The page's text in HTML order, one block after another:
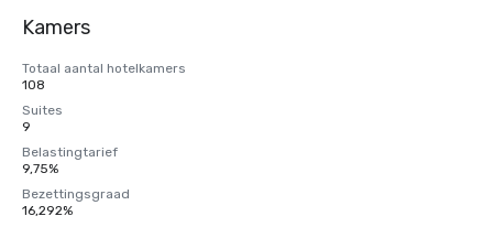
Kamers
Totaal aantal hotelkamers
108
Suites
9
Belastingtarief
9,75%
Bezettingsgraad
16,292%